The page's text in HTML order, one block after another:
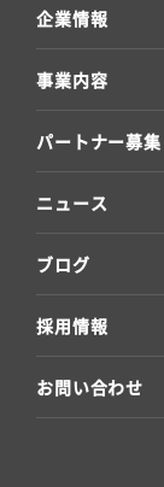
企業情報
事業内容
パートナー募集
ニュース
ブログ
採用情報
お問い合わせ